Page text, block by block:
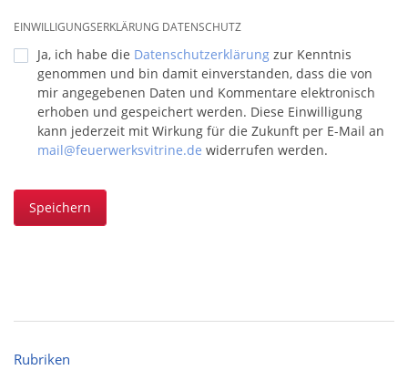
EINWILLIGUNGSERKLÄRUNG DATENSCHUTZ
Ja, ich habe die Datenschutzerklärung zur Kenntnis
genommen und bin damit einverstanden, dass die von
mir angegebenen Daten und Kommentare elektronisch
erhoben und gespeichert werden. Diese Einwilligung
kann jederzeit mit Wirkung für die Zukunft per E-Mail an
mail@feuerwerksvitrine.de widerrufen werden.
Speichern
Rubriken